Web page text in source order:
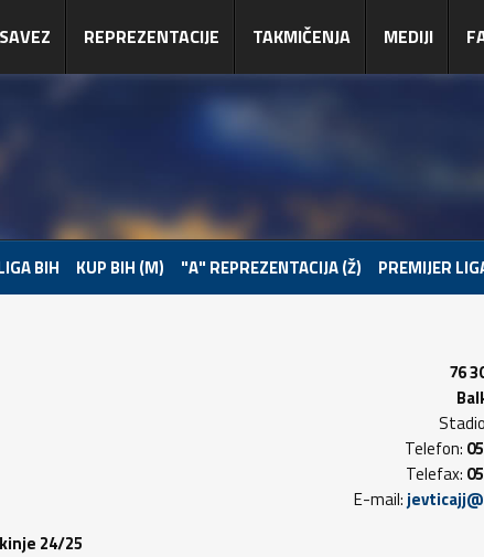
SAVEZ REPREZENTACIJE TAKMIČENJA MEDIJI
BIH KUP BIH (M) "A" REPREZENTACIJA (Ž) PREMIJER
76
Telefon:
Telefax:
E-mail:
24/25